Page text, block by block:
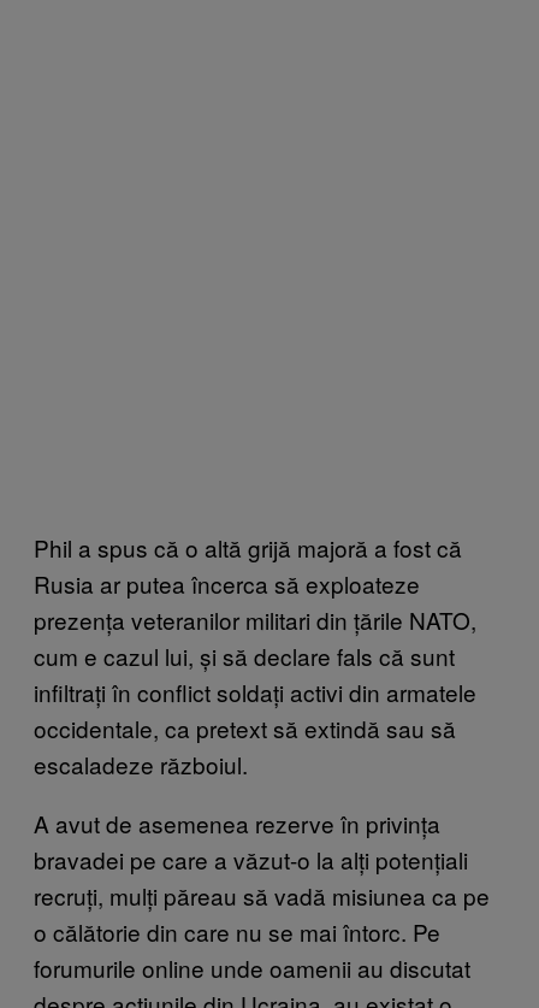
Phil a spus că o altă grijă majoră a fost că
Rusia ar putea încerca să exploateze
prezența veteranilor militari din țările NATO,
cum e cazul lui, și să declare fals că sunt
infiltrați în conflict soldați activi din armatele
occidentale, ca pretext să extindă sau să
escaladeze războiul.
A avut de asemenea rezerve în privința
bravadei pe care a văzut-o la alți potențiali
recruți, mulți păreau să vadă misiunea ca pe
o călătorie din care nu se mai întorc. Pe
forumurile online unde oamenii au discutat